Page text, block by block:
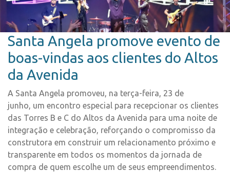
Santa Angela promove evento de
boas-vindas aos clientes do Altos
da Avenida
A Santa Angela promoveu, na terça-feira, 23 de
junho, um encontro especial para recepcionar os clientes
das Torres B e C do Altos da Avenida para uma noite de
integração e celebração, reforçando o compromisso da
construtora em construir um relacionamento próximo e
transparente em todos os momentos da jornada de
compra de quem escolhe um de seus empreendimentos.